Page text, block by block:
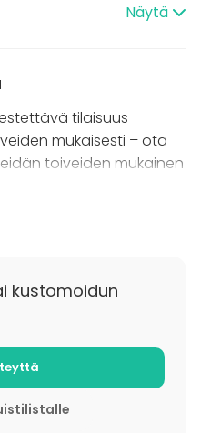
ja -luonnon
lisää! Hoidamme
Polar Jämin
Näytä
tilaisuus
mukaisesti – ota
toiveiden mukainen
kustomoidun